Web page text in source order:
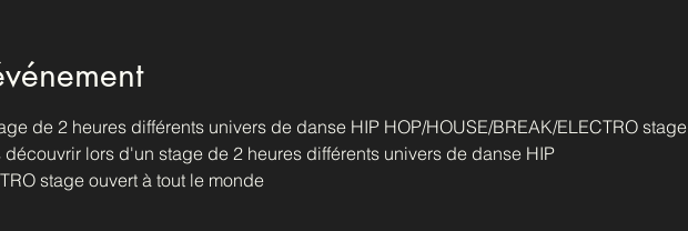
de 2 heures différents univers de danse HIP HOP/HOUSE/BREAK/ELECTRO stage
lors d'un stage de 2 heures différents univers de danse HIP
stage ouvert à tout le monde